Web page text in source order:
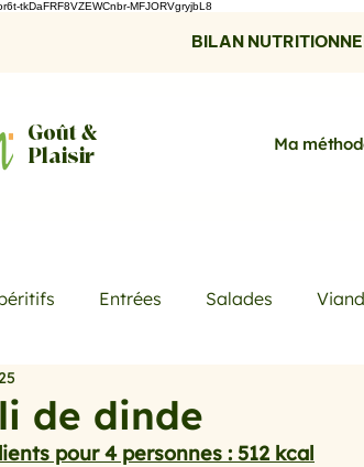
tkDaFRF8VZEWCnbr-MFJORVgryjbL8
BILAN
Goût &
Plaisir
Ma
Entrées Salades
de dinde
pour 4 personnes : 512 kcal